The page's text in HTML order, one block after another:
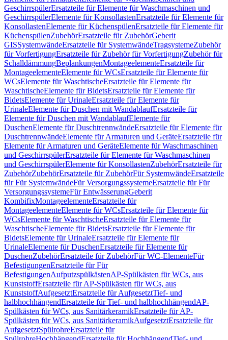
GeschirrspülerErsatzteile für Elemente für Waschmaschinen und
GeschirrspülerElemente für KonsollastenErsatzteile für Elemente für
KonsollastenElemente für KüchenspülenErsatzteile für Elemente für
KüchenspülenZubehörErsatzteile für ZubehörGeberit
GISSystemwändeErsatzteile für SystemwändeTragsystemeZubehör
für VorfertigungErsatzteile für Zubehör für VorfertigungZubehör für
SchalldämmungBeplankungenMontageelementeErsatzteile für
MontageelementeElemente für WCsErsatzteile für Elemente für
WCsElemente für WaschtischeErsatzteile für Elemente für
WaschtischeElemente für BidetsErsatzteile für Elemente für
BidetsElemente für UrinaleErsatzteile für Elemente für
UrinaleElemente für Duschen mit WandablaufErsatzteile für
Elemente für Duschen mit WandablaufElemente für
DuschenElemente für DuschtrennwändeErsatzteile für Elemente für
DuschtrennwändeElemente für Armaturen und GeräteErsatzteile für
Elemente für Armaturen und GeräteElemente für Waschmaschinen
und GeschirrspülerErsatzteile für Elemente für Waschmaschinen
und GeschirrspülerElemente für KonsollastenZubehörErsatzteile für
ZubehörZubehörErsatzteile für ZubehörFür SystemwändeErsatzteile
für Für SystemwändeFür VersorgungssystemeErsatzteile für Für
VersorgungssystemeFür EntwässerungGeberit
KombifixMontageelementeErsatzteile für
MontageelementeElemente für WCsErsatzteile für Elemente für
WCsElemente für WaschtischeErsatzteile für Elemente für
WaschtischeElemente für BidetsErsatzteile für Elemente für
BidetsElemente für UrinaleErsatzteile für Elemente für
UrinaleElemente für DuschenErsatzteile für Elemente für
DuschenZubehörErsatzteile für ZubehörFür WC-ElementeFür
BefestigungenErsatzteile für Für
BefestigungenAufputzspülkästenAP-Spülkästen für WCs, aus
KunststoffErsatzteile für AP-Spülkästen für WCs, aus
KunststoffAufgesetztErsatzteile für AufgesetztTief- und
halbhochhängendErsatzteile für Tief- und halbhochhängendAP-
Spülkästen für WCs, aus SanitärkeramikErsatzteile für AP-
Spülkästen für WCs, aus SanitärkeramikAufgesetztErsatzteile für
AufgesetztSpülrohreErsatzteile für